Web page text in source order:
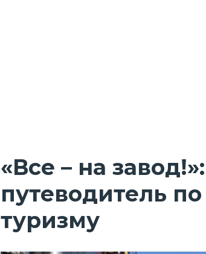
«Все – на
путеводитель
туризму